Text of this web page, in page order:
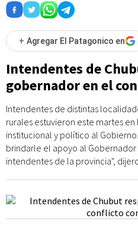
+ Agregar El Patagonico en
Intendentes de
gobernador en el
Intendentes de distintas
rurales estuvieron este martes
institucional y político al
brindarle el apoyo al
intendentes de la provincia",